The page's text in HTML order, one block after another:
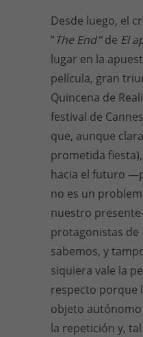
Desde luego, el
“The End”de El
lugar en la
película, gran
Quincena de
festival de
que, aunque
prometida
hacia el futuro
no es un
nuestro
protagonistas de
sabemos, y
siquiera vale la
respecto porque
objeto
la repetición y,